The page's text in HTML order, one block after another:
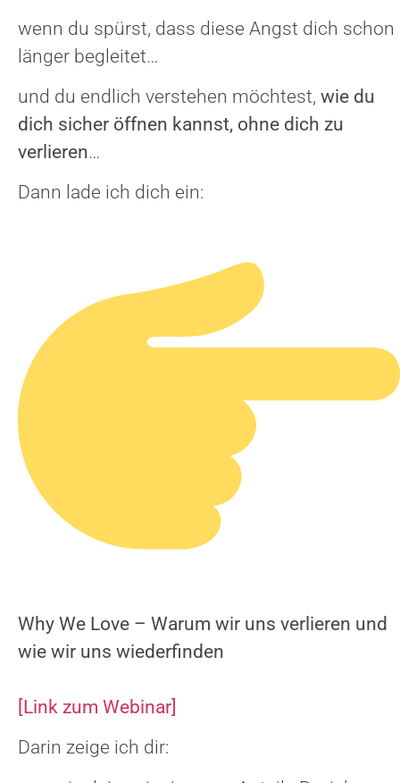
wenn du spürst, dass diese Angst dich schon
länger begleitet…
und du endlich verstehen möchtest, wie du
dich sicher öffnen kannst, ohne dich zu
verlieren…
Dann lade ich dich ein:
Why We Love – Warum wir uns verlieren und
wie wir uns wiederfinden
[Link zum Webinar]
Darin zeige ich dir: